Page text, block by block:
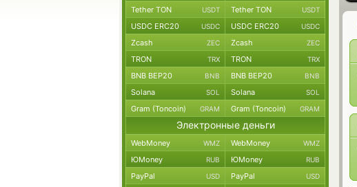
Tether TON USDT Tether TON USDT
USDC ERC20 USDC USDC ERC20 USDC
Zcash ZEC Zcash ZEC
TRON TRX TRON TRX
BNB BEP20 BNB BNB BEP20 BNB
Solana SOL Solana SOL
Gram (Toncoin) GRAM Gram (Toncoin) GRAM
Электронные деньги
WebMoney WMZ WebMoney WMZ
ЮMoney RUB ЮMoney RUB
PayPal USD PayPal USD